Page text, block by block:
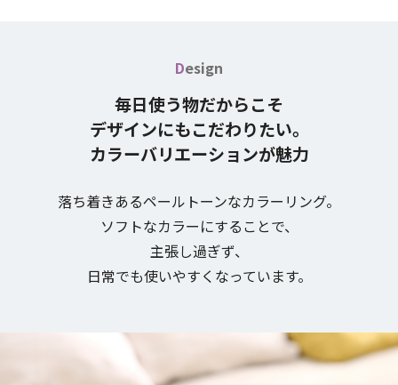
Design
毎日使う物だからこそ
デザインにもこだわりたい。
カラーバリエーションが魅力
落ち着きあるペールトーンなカラーリング。
ソフトなカラーにすることで、
主張し過ぎず、
日常でも使いやすく なっています。